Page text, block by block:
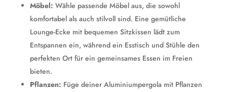
Möbel: Wähle passende Möbel aus, die sowohl
komfortabel als auch stilvoll sind. Eine gemütliche
Lounge-Ecke mit bequemen Sitzkissen lädt zum
Entspannen ein, während ein Esstisch und Stühle den
perfekten Ort für ein gemeinsames Essen im Freien
bieten.
Pflanzen: Füge deiner Aluminiumpergola mit Pflanzen